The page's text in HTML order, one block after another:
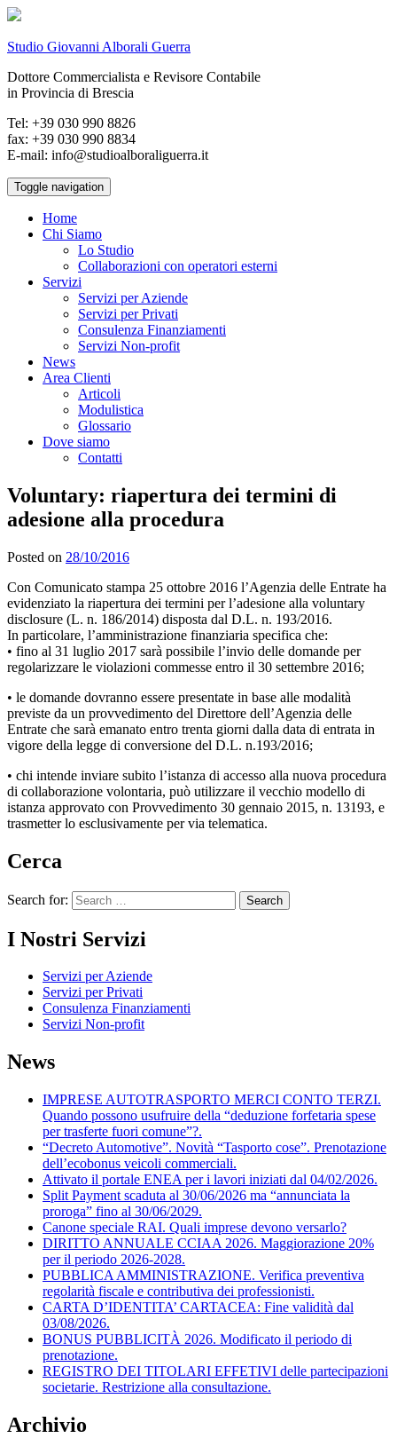
Studio Giovanni Alborali Guerra
Dottore Commercialista e Revisore Contabile
in Provincia di Brescia
Tel: +39 030 990 8826
fax: +39 030 990 8834
E-mail: info@studioalboraliguerra.it
Toggle navigation
Home
Chi Siamo
Lo Studio
Collaborazioni con operatori esterni
Servizi
Servizi per Aziende
Servizi per Privati
Consulenza Finanziamenti
Servizi Non-profit
News
Area Clienti
Articoli
Modulistica
Glossario
Dove siamo
Contatti
Voluntary: riapertura dei termini di
adesione alla procedura
Posted on 28/10/2016
Con Comunicato stampa 25 ottobre 2016 l’Agenzia delle Entrate ha
evidenziato la riapertura dei termini per l’adesione alla voluntary
disclosure (L. n. 186/2014) disposta dal D.L. n. 193/2016.
In particolare, l’amministrazione finanziaria specifica che:
• fino al 31 luglio 2017 sarà possibile l’invio delle domande per
regolarizzare le violazioni commesse entro il 30 settembre 2016;
• le domande dovranno essere presentate in base alle modalità
previste da un provvedimento del Direttore dell’Agenzia delle
Entrate che sarà emanato entro trenta giorni dalla data di entrata in
vigore della legge di conversione del D.L. n.193/2016;
• chi intende inviare subito l’istanza di accesso alla nuova procedura
di collaborazione volontaria, può utilizzare il vecchio modello di
istanza approvato con Provvedimento 30 gennaio 2015, n. 13193, e
trasmetter lo esclusivamente per via telematica.
Cerca
Search for:
I Nostri Servizi
Servizi per Aziende
Servizi per Privati
Consulenza Finanziamenti
Servizi Non-profit
News
IMPRESE AUTOTRASPORTO MERCI CONTO TERZI.
Quando possono usufruire della “deduzione forfetaria spese
per trasferte fuori comune”?.
“Decreto Automotive”. Novità “Tasporto cose”. Prenotazione
dell’ecobonus veicoli commerciali.
Attivato il portale ENEA per i lavori iniziati dal 04/02/2026.
Split Payment scaduta al 30/06/2026 ma “annunciata la
proroga” fino al 30/06/2029.
Canone speciale RAI. Quali imprese devono versarlo?
DIRITTO ANNUALE CCIAA 2026. Maggiorazione 20%
per il periodo 2026-2028.
PUBBLICA AMMINISTRAZIONE. Verifica preventiva
regolarità fiscale e contributiva dei professionisti.
CARTA D’IDENTITA’ CARTACEA: Fine validità dal
03/08/2026.
BONUS PUBBLICITÀ 2026. Modificato il periodo di
prenotazione.
REGISTRO DEI TITOLARI EFFETIVI delle partecipazioni
societarie. Restrizione alla consultazione.
Archivio